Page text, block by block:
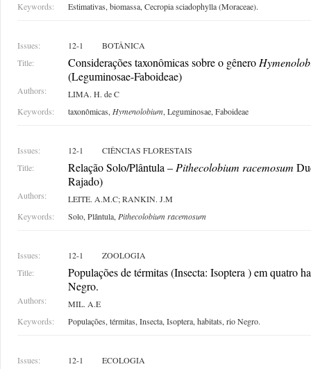
Keywords:
Estimativas, biomassa, Cecropia sciadophylla (Moraceae).
Issues: 12-1
BOTÂNICA
Title:
Considerações taxonômicas sobre o gênero
(Leguminosae-Faboideae)
Authors:
LIMA. H. de C
Keywords:
taxonômicas, Hymenolobium, Leguminosae, Faboideae
Issues: 12-1
CIÊNCIAS FLORESTAIS
Title:
Relação Solo/Plântula – Pithecolobium racemosum
Rajado)
Authors:
LEITE. A.M.C; RANKIN. J.M
Keywords:
Solo, Plântula, Pithecolobium racemosum
Issues: 12-1
ZOOLOGIA
Title:
Populações de térmitas (Insecta: Isoptera ) em quatro
Negro.
Authors:
MIL. A.E
Keywords:
Populações, térmitas, Insecta, Isoptera, habitats, rio Negro.
Issues: 12-1
ECOLOGIA